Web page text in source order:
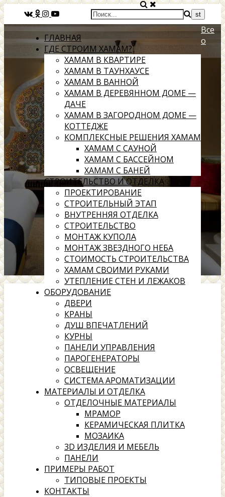
ГЛАВНАЯ
ГДЕ СТРОИМ ХАМАМ?
ХАМАМ В КВАРТИРЕ
ХАМАМ В ТАУНХАУСЕ
ХАМАМ В ВАННОЙ
ХАМАМ В ДЕРЕВЯННОМ ДОМЕ —
ДАЧЕ
ХАМАМ В ЗАГОРОДНОМ ДОМЕ —
КОТТЕДЖЕ
КОМПЛЕКСНЫЕ РЕШЕНИЯ ХАМАМ
ХАМАМ С САУНОЙ
ХАМАМ С БАССЕЙНОМ
ХАМАМ С БАНЕЙ
СТРОИТЕЛЬСТВО И ОТДЕЛКА
ПРОЕКТИРОВАНИЕ
СТРОИТЕЛЬНЫЙ ЭТАП
ВНУТРЕННЯЯ ОТДЕЛКА
СТРОИТЕЛЬСТВО
МОНТАЖ КУПОЛА
МОНТАЖ ЗВЕЗДНОГО НЕБА
СТОИМОСТЬ СТРОИТЕЛЬСТВА
ХАМАМ СВОИМИ РУКАМИ
УТЕПЛЕНИЕ СТЕН И ЛЕЖАКОВ
ОБОРУДОВАНИЕ
ДВЕРИ
КРАНЫ
ДУШ ВПЕЧАТЛЕНИЙ
КУРНЫ
ПАНЕЛИ УПРАВЛЕНИЯ
ПАРОГЕНЕРАТОРЫ
ОСВЕЩЕНИЕ
СИСТЕМА АРОМАТИЗАЦИИ
МАТЕРИАЛЫ И ОТДЕЛКА
ОТДЕЛОЧНЫЕ МАТЕРИАЛЫ
МРАМОР
КЕРАМИЧЕСКАЯ ПЛИТКА
МОЗАИКА
3D ИЗДЕЛИЯ И МЕБЕЛЬ
ПАНЕЛИ
ПРИМЕРЫ РАБОТ
ТИПОВЫЕ ПРОЕКТЫ
КОНТАКТЫ
Все
о